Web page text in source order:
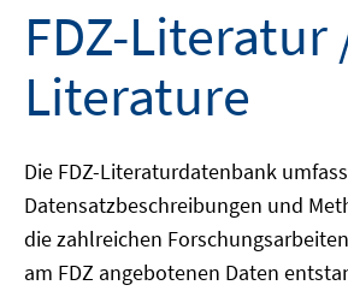
FDZ-Literatur
Literature
Die FDZ-Literaturdatenbank
Datensatzbeschreibungen und
die zahlreichen
am FDZ angebotenen Daten